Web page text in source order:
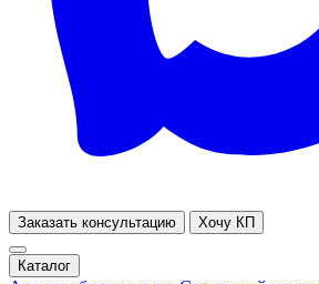
Заказать консультацию Хочу КП
Каталог